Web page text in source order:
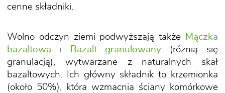
cenne składniki.
Wolno odczyn ziemi podwyższają także
Mączka
bazaltowa i Bazalt granulowany (różnią się
granulacją), wytwarzane z naturalnych skał
bazaltowych. Ich główny składnik to krzemionka
(około 50%), która wzmacnia ściany komórkowe